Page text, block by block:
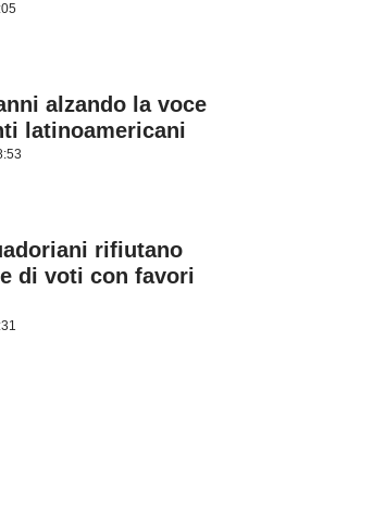
alzando la voce
latinoamericani
rifiutano
di voti con favori